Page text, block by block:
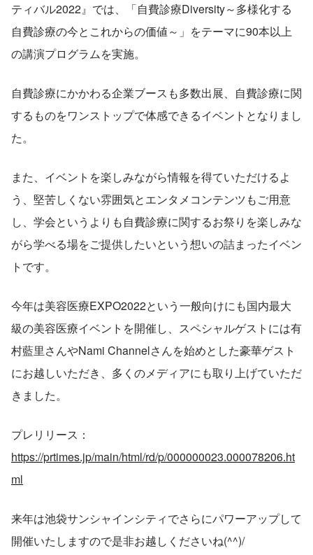
ティバル2022』では、「自費診療Diversity～多様化する
自費診療の今とこれからの価値～」をテーマに90本以上
の講演プログラムを実施。
自費診療にかかわる企業ブースも多数出展、自費診療に関
するものをワンストップで体感できるイベントとなりまし
た。
また、イベントを楽しみながら情報を得ていただけるよ
う、堅苦しくない雰囲気とエンタメコンテンツもご用意
し、学会というよりも自費診療に関するお祭りを楽しみな
がら学べる場をご提供したいという想いの詰まったイベン
トです。
今年は美容医療EXPO2022という一般向けにも国内最大
級の美容医療イベントを開催し、スペシャルゲストには有
村藍里さんやNami Channelさんを始めとした豪華ゲスト
にお越しいただき、多くのメディアにも取り上げていただ
きました。
プレリリース：
https://prtimes.jp/main/html/rd/p/000000023.000078206.ht
ml
来年は池袋サンシャインシティでさらにパワーアップして
開催いたしますので是非お越しくださいね(^^)/